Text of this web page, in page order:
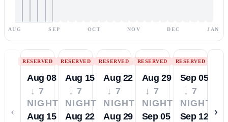
AUG SEP OCT NOV DEC JAN
‹
RESERVED
Aug 08
↓ 7
NIGHTS
Aug 15
RESERVED
Aug 15
↓ 7
NIGHTS
Aug 22
RESERVED
Aug 22
↓ 7
NIGHTS
Aug 29
RESERVED
Aug 29
↓ 7
NIGHTS
Sep 05
RESERVED
Sep 05
↓ 7
NIGHTS
Sep 12
›